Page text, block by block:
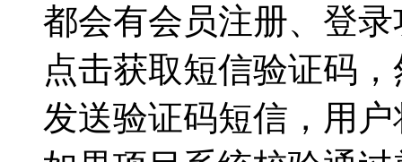
都会有会员注册、登
点击获取短信验证码
发送验证码短信，用